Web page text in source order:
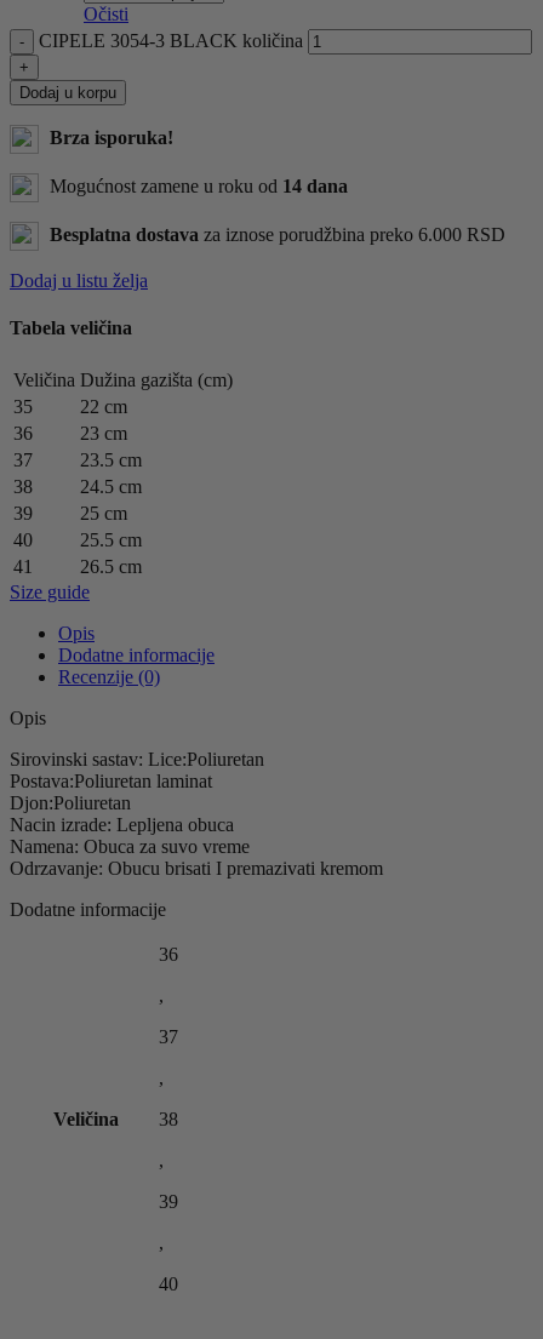
Očisti
CIPELE 3054-3 BLACK količina
Dodaj u korpu
Brza isporuka!
Mogućnost zamene u roku od 14 dana
Besplatna dostava za iznose porudžbina preko 6.000 RSD
Dodaj u listu želja
Tabela veličina
Veličina Dužina gazišta (cm)
35
22 cm
36
23 cm
37
23.5 cm
38
24.5 cm
39
25 cm
40
25.5 cm
41
26.5 cm
Size guide
Opis
Dodatne informacije
Recenzije (0)
Opis
Sirovinski sastav: Lice:Poliuretan
Postava:Poliuretan laminat
Djon:Poliuretan
Nacin izrade: Lepljena obuca
Namena: Obuca za suvo vreme
Odrzavanje: Obucu brisati I premazivati kremom
Dodatne informacije
Veličina
36
,
37
,
38
,
39
,
40